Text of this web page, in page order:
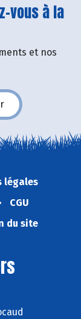
vous à la
et nos
légales
CGU
du site